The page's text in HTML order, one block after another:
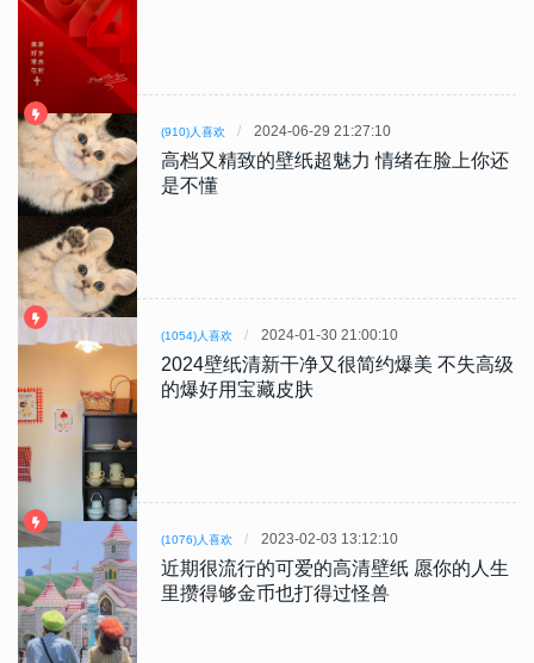
(910)人喜欢 2024-06-29 21:27:10
高档又精致的壁纸超魅力 情绪在脸上你还
是不懂
(1054)人喜欢 2024-01-30 21:00:10
2024壁纸清新干净又很简约爆美 不失高级
的爆好用宝藏皮肤
(1076)人喜欢 2023-02-03 13:12:10
近期很流行的可爱的高清壁纸 愿你的人生
里攒得够金币也打得过怪兽